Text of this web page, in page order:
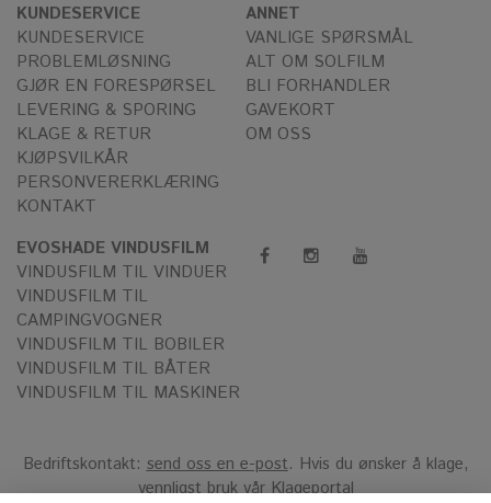
KUNDESERVICE
KUNDESERVICE
PROBLEMLØSNING
GJØR EN FORESPØRSEL
LEVERING & SPORING
KLAGE & RETUR
KJØPSVILKÅR
PERSONVERERKLÆRING
KONTAKT
ANNET
VANLIGE SPØRSMÅL
ALT OM SOLFILM
BLI FORHANDLER
GAVEKORT
OM OSS
EVOSHADE VINDUSFILM
VINDUSFILM TIL VINDUER
VINDUSFILM TIL
CAMPINGVOGNER
VINDUSFILM TIL BOBILER
VINDUSFILM TIL BÅTER
VINDUSFILM TIL MASKINER
Bedriftskontakt: send oss en e-post. Hvis du ønsker å klage,
vennligst bruk vårKlageportal